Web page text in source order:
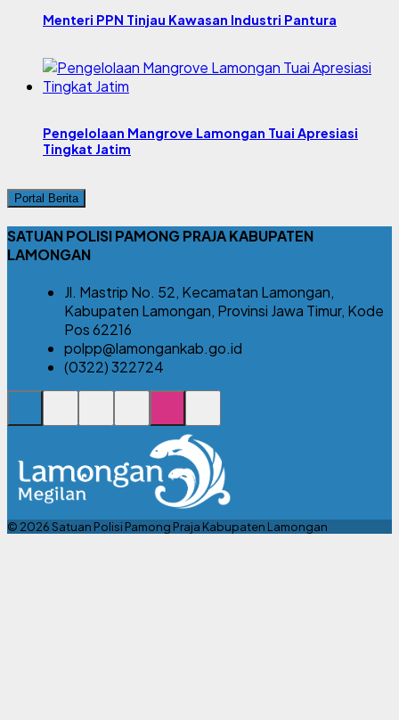
Menteri PPN Tinjau Kawasan Industri Pantura
Pengelolaan Mangrove Lamongan Tuai Apresiasi
Tingkat Jatim
Portal Berita
SATUAN POLISI PAMONG PRAJA KABUPATEN
LAMONGAN
Jl. Mastrip No. 52, Kecamatan Lamongan,
Kabupaten Lamongan, Provinsi Jawa Timur, Kode
Pos 62216
polpp@lamongankab.go.id
(0322) 322724
© 2026 Satuan Polisi Pamong Praja Kabupaten Lamongan